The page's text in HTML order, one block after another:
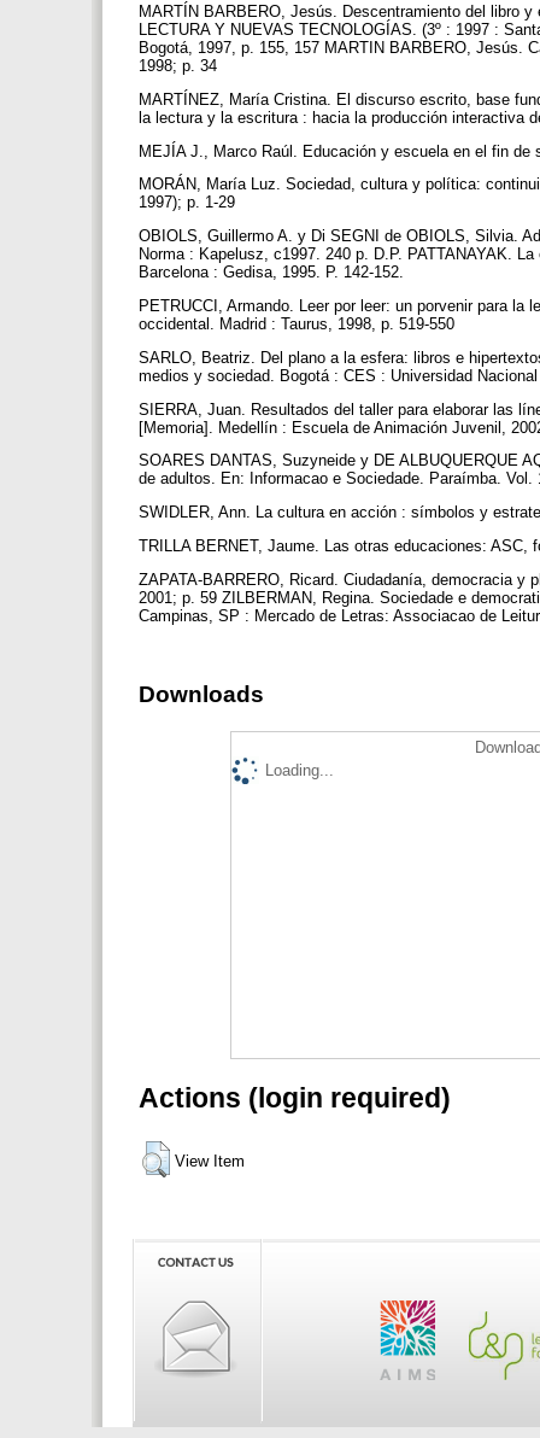
MARTÍN BARBERO, Jesús. Descentramiento del libro
LECTURA Y NUEVAS TECNOLOGÍAS. (3º : 1997 :
Bogotá, 1997, p. 155, 157 MARTIN BARBERO, Jesús.
1998; p. 34
MARTÍNEZ, María Cristina. El discurso escrito, base
la lectura y la escritura : hacia la producción interactiva
MEJÍA J., Marco Raúl. Educación y escuela en el fin
MORÁN, María Luz. Sociedad, cultura y política:
1997); p. 1-29
OBIOLS, Guillermo A. y Di SEGNI de OBIOLS, Silvia.
Norma : Kapelusz, c1997. 240 p. D.P. PATTANAYAK.
Barcelona : Gedisa, 1995. P. 142-152.
PETRUCCI, Armando. Leer por leer: un porvenir para
occidental. Madrid : Taurus, 1998, p. 519-550
SARLO, Beatriz. Del plano a la esfera: libros e
medios y sociedad. Bogotá : CES : Universidad
SIERRA, Juan. Resultados del taller para elaborar las
[Memoria]. Medellín : Escuela de Animación Juvenil,
SOARES DANTAS, Suzyneide y DE ALBUQUERQUE
de adultos. En: Informacao e Sociedade. Paraímba.
SWIDLER, Ann. La cultura en acción : símbolos y
TRILLA BERNET, Jaume. Las otras educaciones:
ZAPATA-BARRERO, Ricard. Ciudadanía, democracia y
2001; p. 59 ZILBERMAN, Regina. Sociedade e
Campinas, SP : Mercado de Letras: Associacao de
Downloads
Loading...
Actions (login required)
View Item